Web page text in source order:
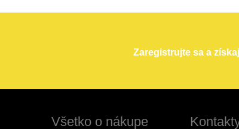
Zaregistrujte sa a
Všetko o nákupe